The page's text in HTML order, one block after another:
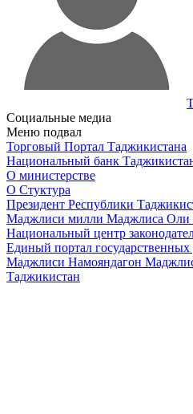
Социальные медиа
Меню подвал
Торговый Портал Таджикистана
Национальный банк
О министерстве
О Стуктура
Президент Республики
Маджлиси милли Маджлиса Оли
Национальный центр
Единый портал государственных
Маджлиси Намояндагон
Таджикистан